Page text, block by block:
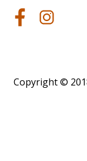
Copyright ©